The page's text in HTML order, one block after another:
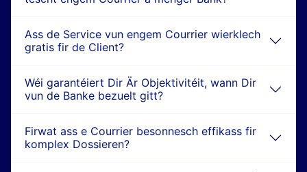
Ass de Service vun engem Courrier wierklech
gratis fir de Client?
Wéi garantéiert Dir Är Objektivitéit, wann Dir
vun de Banke bezuelt gitt?
Firwat ass e Courrier besonnesch effikass fir
komplex Dossieren?